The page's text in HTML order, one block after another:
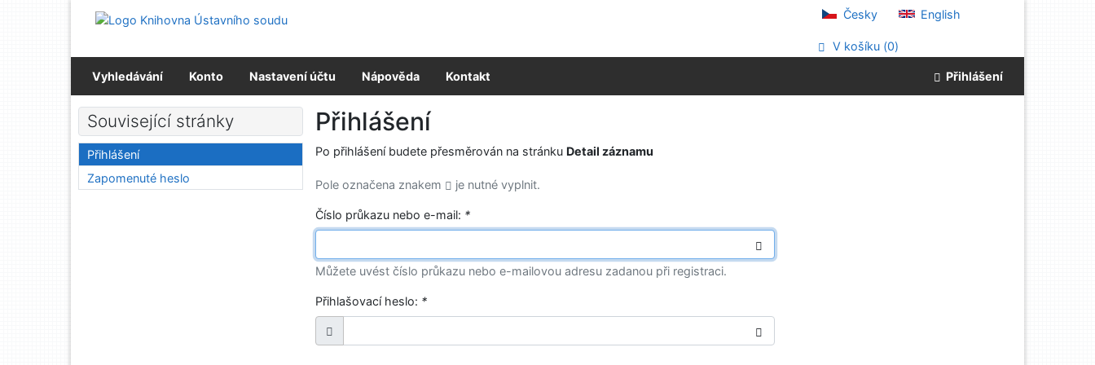
Přejít na menu
Česky English
V košíku (0)
Vyhledávání Konto Nastavení účtu Nápověda Kontakt Přihlášení
Přihlášení
Po přihlášení budete přesměrován na stránku Detail záznamu
Pole označena znakem je nutné vyplnit.
Číslo průkazu nebo e-mail: *
Můžete uvést číslo průkazu nebo e-mailovou adresu zadanou při registraci.
Přihlašovací heslo: *
Související stránky
Přihlášení
Zapomenuté heslo